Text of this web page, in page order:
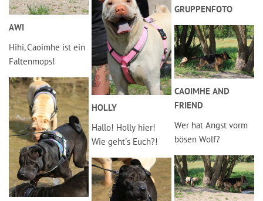
AWI
Hihi, Caoimhe ist ein
Faltenmops!
HOLLY
Hallo! Holly hier!
Wie geht's Euch?!
GRUPPENFOTO
CAOIMHE AND
FRIEND
Wer hat Angst vorm
bösen Wolf?